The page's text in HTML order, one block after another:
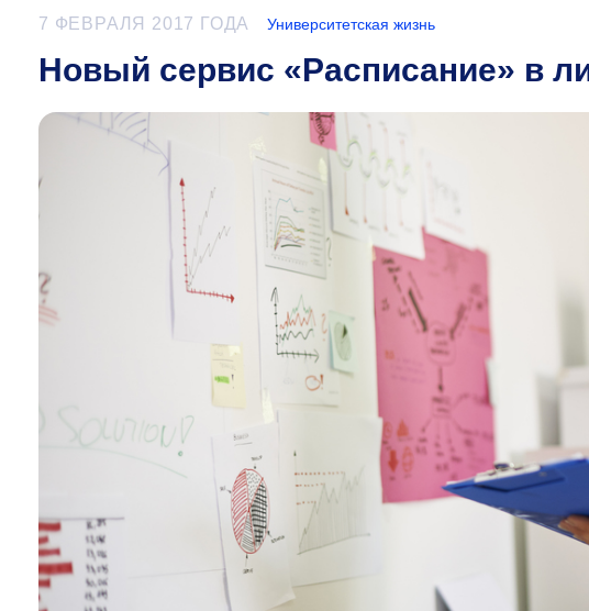
7 ФЕВРАЛЯ 2017 ГОДА Университетская жизнь
Новый сервис «Расписание» в